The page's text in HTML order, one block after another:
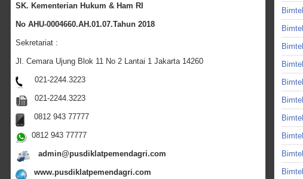
SK. Kementerian Hukum & Ham RI
No AHU-0004660.AH.01.07.Tahun 2018
Sekretariat :
Jl. Cemara Ujung Blok 11 No 2 Lantai 1 Jakarta 14260
021-2244.3223
021-2244.3223
0812 943 77777
0812 943 77777
admin@pusdiklatpemendagri.com
www.pusdiklatpemendagri.com